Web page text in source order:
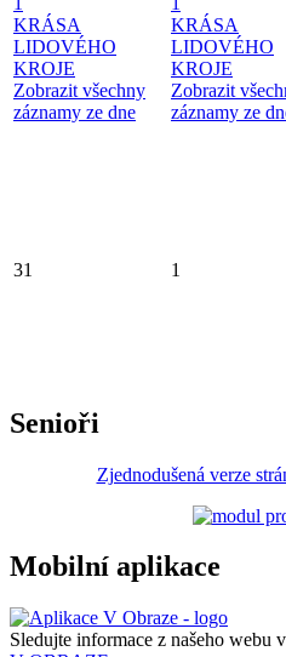
KRÁSA
LIDOVÉHO
KROJE
Zobrazit všechny
záznamy ze dne
KRÁSA
LIDOVÉHO
KROJE
Zobrazit
záznamy ze
31 1
Senioři
Zjednodušená verze
Mobilní aplikace
Sledujte informace z našeho webu v